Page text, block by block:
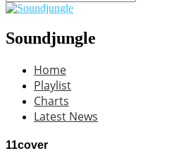
Soundjungle
Home
Playlist
Charts
Latest News
11cover